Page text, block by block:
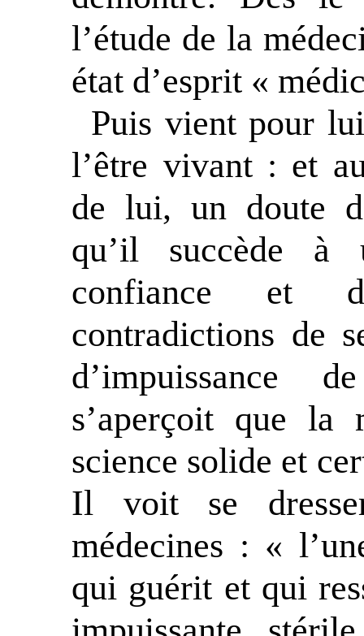
l’étude de la
état d’esprit «
Puis vient pour
l’être vivant : et
de lui, un doute
qu’il succède
confiance et
contradictions de
d’impuissance
s’aperçoit que la
science solide et
Il voit se
médecines : «
qui guérit et qui